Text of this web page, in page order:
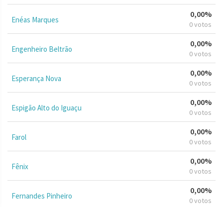
Enéas Marques
0,00%
0 votos
Engenheiro Beltrão
0,00%
0 votos
Esperança Nova
0,00%
0 votos
Espigão Alto do Iguaçu
0,00%
0 votos
Farol
0,00%
0 votos
Fênix
0,00%
0 votos
Fernandes Pinheiro
0,00%
0 votos